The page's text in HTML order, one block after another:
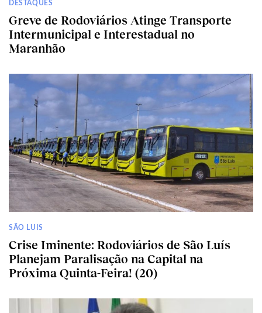
DESTAQUES
Greve de Rodoviários Atinge Transporte
Intermunicipal e Interestadual no
Maranhão
SÃO LUIS
Crise Iminente: Rodoviários de São Luís
Planejam Paralisação na Capital na
Próxima Quinta-Feira! (20)